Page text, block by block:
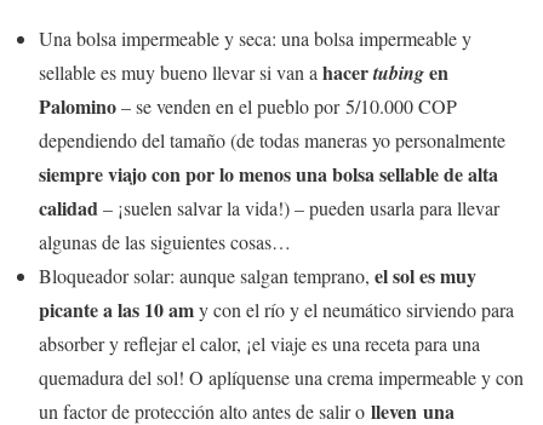
Una bolsa impermeable y seca: una bolsa impermeable y
sellable es muy bueno llevar si van a hacertubingen
Palomino– se venden en el pueblo por 5/10.000 COP
dependiendo del tamaño (de todas maneras yo personalmente
siempre viajo con por lo menos una bolsa sellable de alta
calidad – ¡suelen salvar la vida!) – pueden usarla para llevar
algunas de las siguientes cosas…
Bloqueador solar: aunque salgan temprano, el sol es muy
picante a las 10 amy con el río y el neumático sirviendo para
absorber y reflejar el calor, ¡el viaje es una receta para una
quemadura del sol! O aplíquense una crema impermeable y con
un factor de protección alto antes de salir o lleven una